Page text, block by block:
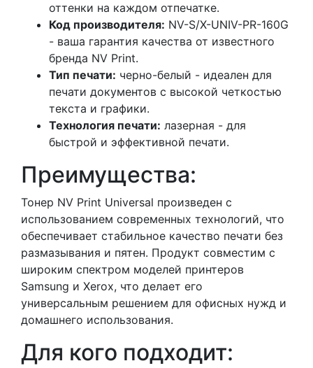
оттенки на каждом отпечатке.
Код производителя: NV-S/X-UNIV-PR-160G
- ваша гарантия качества от известного
бренда NV Print.
Тип печати: черно-белый - идеален для
печати документов с высокой четкостью
текста и графики.
Технология печати: лазерная - для
быстрой и эффективной печати.
Преимущества:
Тонер NV Print Universal произведен с
использованием современных технологий, что
обеспечивает стабильное качество печати без
размазывания и пятен. Продукт совместим с
широким спектром моделей принтеров
Samsung и Xerox, что делает его
универсальным решением для офисных нужд и
домашнего использования.
Для кого подходит: